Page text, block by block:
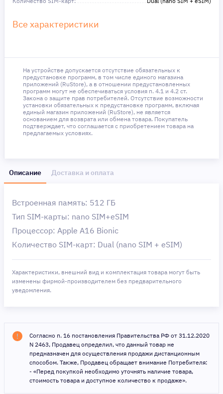
Все характеристики
На устройстве допускается отсутствие обязательных к
предустановке программ, в том числе единого магазина
приложений (RuStore), а в отношении предустановленных
программ могут не обеспечиваться условия п. 4.1 и 4.2 ст.
Закона о защите прав потребителей. Отсутствие возможности
установки обязательных к предустановке программ, включая
единый магазин приложений (RuStore), не является
основанием для возврата или обмена товара. Покупатель
подтверждает, что соглашается с приобретением товара на
предлагаемых условиях.
Описание Доставка и оплата
Встроенная память: 512 ГБ
Тип SIM-карты: nano SIM+eSIM
Процессор: Apple A16 Bionic
Количество SIM-карт: Dual (nano SIM + eSIM)
Характеристики, внешний вид и комплектация товара могут быть
изменены фирмой-производителем без предварительного
уведомления.
Согласно п. 16 постановления Правительства РФ от 31.12.2020
N 2463, Продавец определил, что данный товар не
предназначен для осуществления продажи дистанционным
способом. Также, Продавец обращает внимание Потребителя:
- «Перед покупкой необходимо уточнять наличие товара,
стоимость товара и доступное количество к продаже».